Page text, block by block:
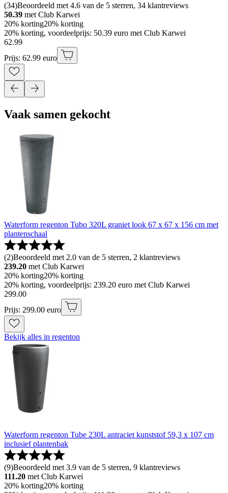
(34)Beoordeeld met 4.6 van de 5 sterren, 34 klantreviews
50.39 met Club Karwei
20% korting20% korting
20% korting, voordeelprijs: 50.39 euro met Club Karwei
62.99
Prijs: 62.99 euro
Vaak samen gekocht
Waterform regenton Tubo 320L graniet look 67 x 67 x 156 cm met
plantenschaal
(2)Beoordeeld met 2.0 van de 5 sterren, 2 klantreviews
239.20 met Club Karwei
20% korting20% korting
20% korting, voordeelprijs: 239.20 euro met Club Karwei
299.00
Prijs: 299.00 euro
Bekijk alles in regenton
Waterform regenton Tube 230L antraciet kunststof 59,3 x 107 cm
inclusief plantenbak
(9)Beoordeeld met 3.9 van de 5 sterren, 9 klantreviews
111.20 met Club Karwei
20% korting20% korting